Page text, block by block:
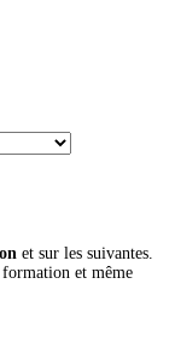
et sur les suivantes.
formation et même